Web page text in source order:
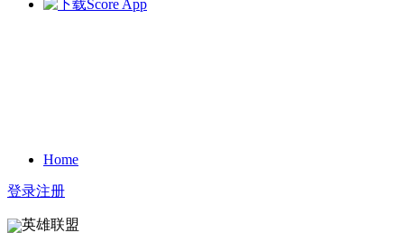
Home
登录注册
英雄联盟